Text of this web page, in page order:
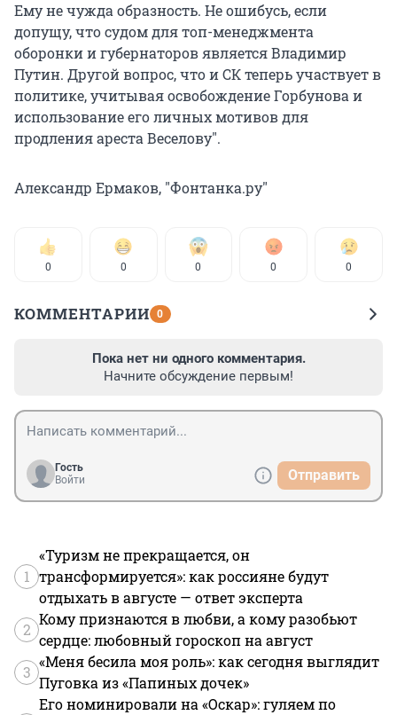
Ему не чужда образность. Не ошибусь, если
допущу, что судом для топ-менеджмента
оборонки и губернаторов является Владимир
Путин. Другой вопрос, что и СК теперь участвует в
политике, учитывая освобождение Горбунова и
использование его личных мотивов для
продления ареста Веселову".
Александр Ермаков, "Фонтанка.ру"
0 0 0 0 0
КОММЕНТАРИИ 0
Пока нет ни одного комментария.
Начните обсуждение первым!
Гость
Войти
Отправить
1
«Туризм не прекращается, он
трансформируется»: как россияне будут
отдыхать в августе — ответ эксперта
2
Кому признаются в любви, а кому разобьют
сердце: любовный гороскоп на август
3
«Меня бесила моя роль»: как сегодня выглядит
Пуговка из «Папиных дочек»
Его номинировали на «Оскар»: гуляем по